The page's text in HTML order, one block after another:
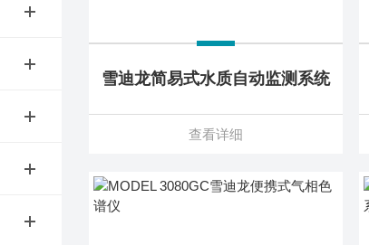
雪迪龙简易式水质自动监测系统
查看详细